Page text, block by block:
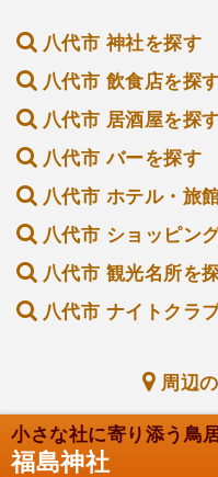
八代市 神社を探す
八代市 飲食店を探
八代市 居酒屋を探
八代市 バーを探す
八代市 ホテル・旅
八代市 ショッピン
八代市 観光名所を
八代市 ナイトクラ
周辺
小さな社に寄り添う鳥
福島神社